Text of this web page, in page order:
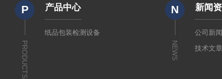
P
PRODUCTS
产品中心
纸品包装检测设备
N
NEWS
新闻
公司新
技术文